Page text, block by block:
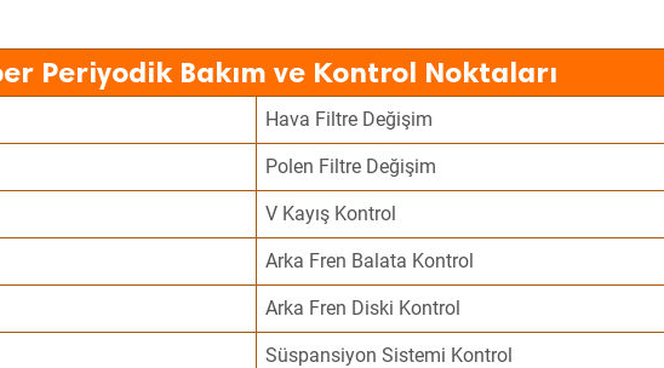
Periyodik Bakım ve Kontrol Noktaları
Hava Filtre Değişim
Polen Filtre Değişim
V Kayış Kontrol
Arka Fren Balata Kontrol
Arka Fren Diski Kontrol
Süspansiyon Sistemi Kontrol